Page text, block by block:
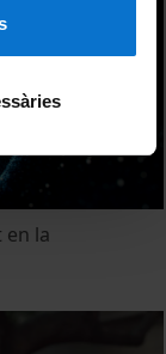
en la